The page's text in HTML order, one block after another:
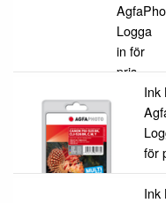
Logga
in för
pris
Ink
för
Ink